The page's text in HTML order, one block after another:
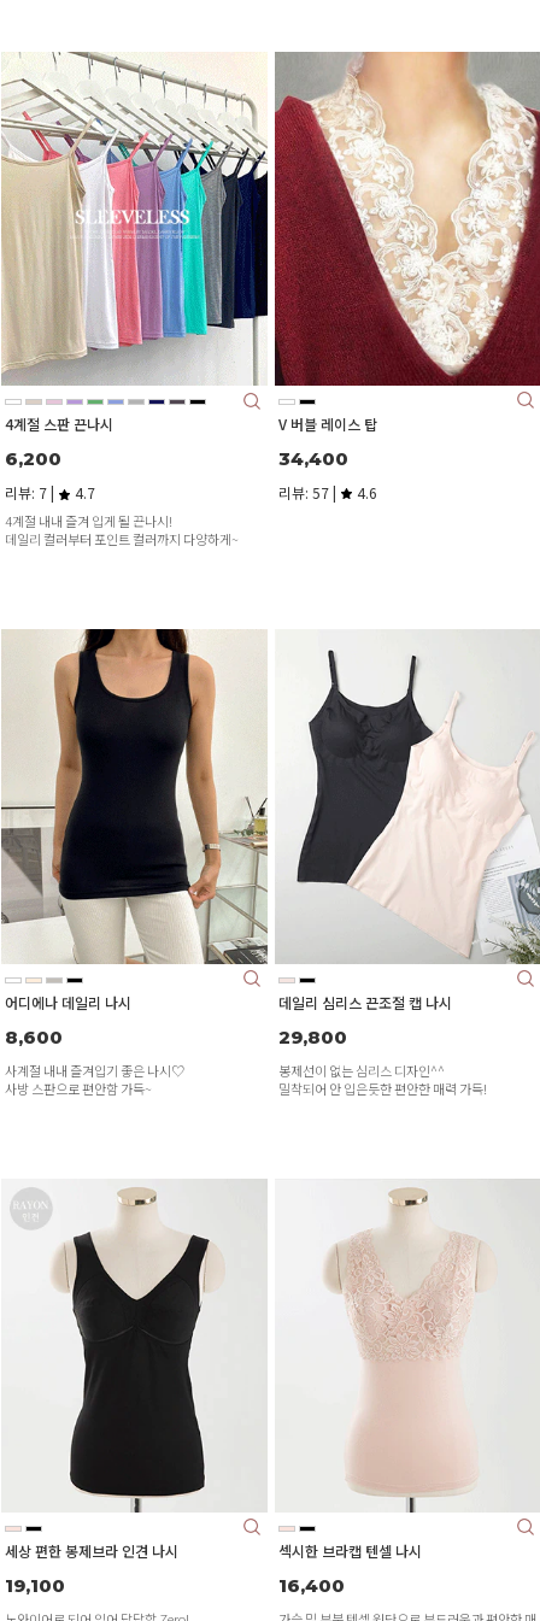
4계절 스판 끈나시
6,200
리뷰: 7 | 4.7
4계절 내내 즐겨 입게 될 끈나시!
데일리 컬러부터 포인트 컬러까지 다양하게~
V 버블 레이스 탑
34,400
리뷰: 57 | 4.6
어디에나 데일리 나시
8,600
사계절 내내 즐겨입기 좋은 나시♡
사방 스판으로 편안함 가득~
데일리 심리스 끈조절 캡 나시
29,800
봉제선이 없는 심리스 디자인^^
밀착되어 안 입은듯한 편안한 매력 가득!
세상 편한 봉제브라 인견 나시
19,100
섹시한 브라캡 텐셀 나시
16,400